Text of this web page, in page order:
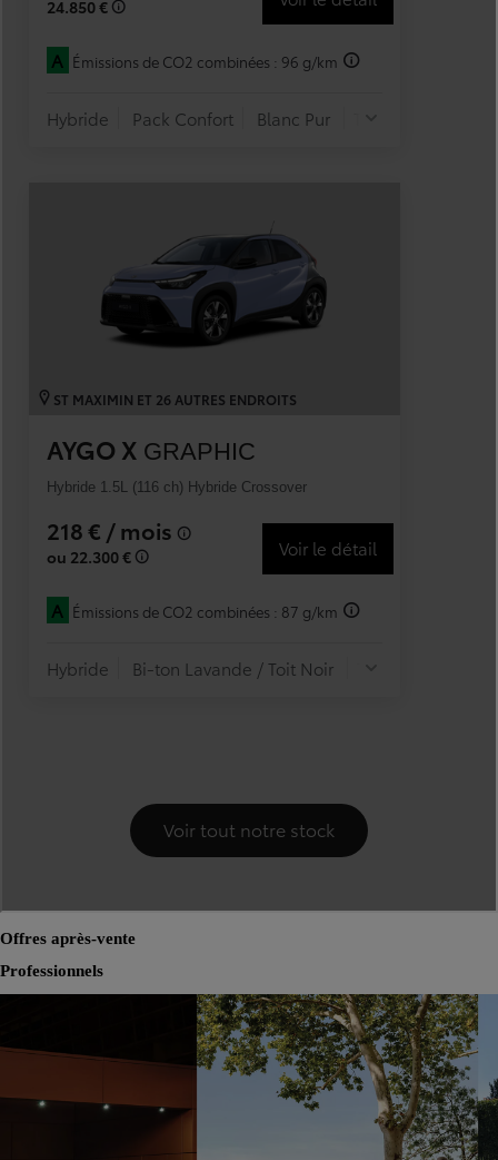
Offres après-vente
Professionnels